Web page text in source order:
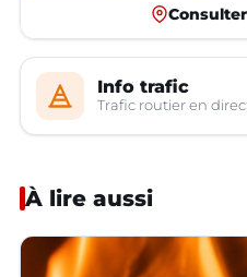
Info trafic
Trafic routier en
À lire aussi